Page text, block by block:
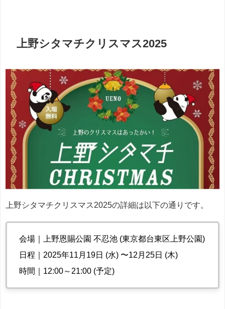
上野シタマチクリスマス2025
上野シタマチクリスマス2025の詳細は以下の通りです。
会場｜上野恩賜公園 不忍池 (東京都台東区上野公園)
日程｜2025年11月19日 (水) 〜12月25日 (木)
時間｜12:00～21:00 (予定)